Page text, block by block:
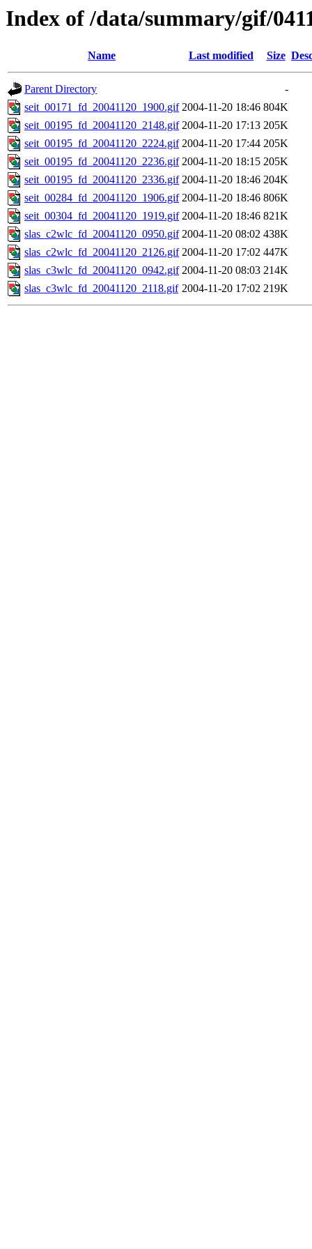
Index of /data/summary/gif/
Name Last modified Size
Parent Directory
-
seit_00171_fd_20041120_1900.gif 2004-11-20 18:46 804K
seit_00195_fd_20041120_2148.gif 2004-11-20 17:13 205K
seit_00195_fd_20041120_2224.gif 2004-11-20 17:44 205K
seit_00195_fd_20041120_2236.gif 2004-11-20 18:15 205K
seit_00195_fd_20041120_2336.gif 2004-11-20 18:46 204K
seit_00284_fd_20041120_1906.gif 2004-11-20 18:46 806K
seit_00304_fd_20041120_1919.gif 2004-11-20 18:46 821K
slas_c2wlc_fd_20041120_0950.gif 2004-11-20 08:02 438K
slas_c2wlc_fd_20041120_2126.gif 2004-11-20 17:02 447K
slas_c3wlc_fd_20041120_0942.gif 2004-11-20 08:03 214K
slas_c3wlc_fd_20041120_2118.gif 2004-11-20 17:02 219K